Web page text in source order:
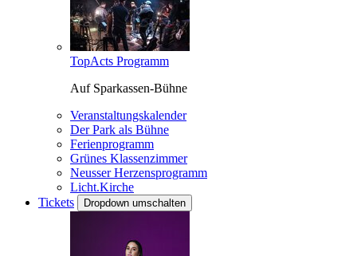
TopActs Programm
Auf Sparkassen-Bühne
Veranstaltungskalender
Der Park als Bühne
Ferienprogramm
Grünes Klassenzimmer
Neusser Herzensprogramm
Licht.Kirche
Tickets
Dropdown umschalten